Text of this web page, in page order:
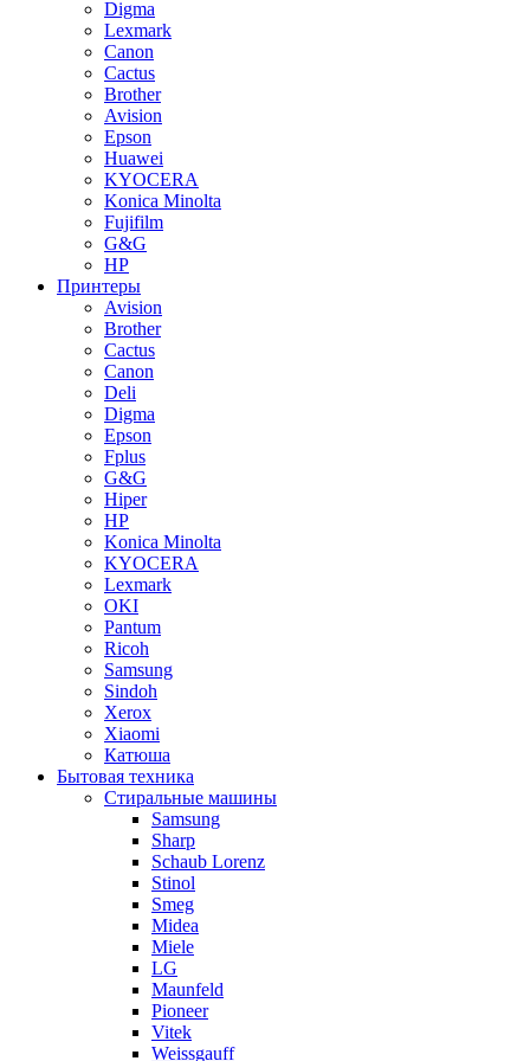
Digma
Lexmark
Canon
Cactus
Brother
Avision
Epson
Huawei
KYOCERA
Konica Minolta
Fujifilm
G&G
HP
Принтеры
Avision
Brother
Cactus
Canon
Deli
Digma
Epson
Fplus
G&G
Hiper
HP
Konica Minolta
KYOCERA
Lexmark
OKI
Pantum
Ricoh
Samsung
Sindoh
Xerox
Xiaomi
Катюша
Бытовая техника
Стиральные машины
Samsung
Sharp
Schaub Lorenz
Stinol
Smeg
Midea
Miele
LG
Maunfeld
Pioneer
Vitek
Weissgauff